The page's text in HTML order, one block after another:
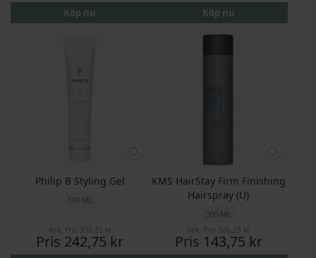
Köp nu Köp nu
Philip B Styling Gel
178 ML
Rek. Pris 330,25 kr
Pris 242,75 kr
KMS HairStay Firm Finishing
Hairspray (U)
300 ML
Rek. Pris 326,25 kr
Pris 143,75 kr